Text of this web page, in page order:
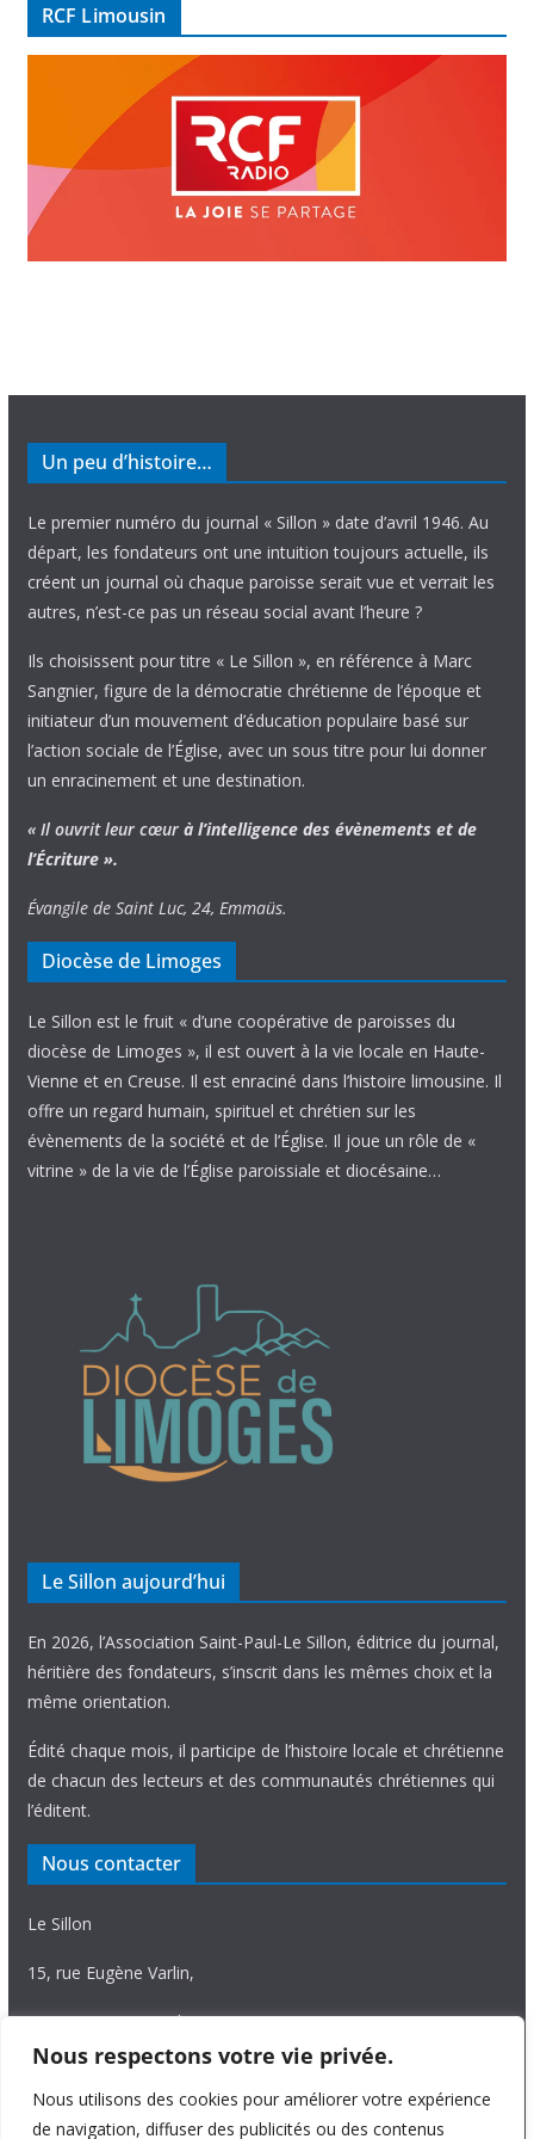
Nous respectons votre vie privée.
Nous utilisons des cookies pour améliorer votre expérience
de navigation, diffuser des publicités ou des contenus
RCF Limousin
Un peu d’histoire…
Le premier numéro du journal « Sillon » date d’avril 1946. Au
départ, les fondateurs ont une intuition toujours actuelle, ils
créent un journal où chaque paroisse serait vue et verrait les
autres, n’est-ce pas un réseau social avant l’heure ?
Ils choisissent pour titre « Le Sillon », en référence à Marc
Sangnier, figure de la démocratie chrétienne de l’époque et
initiateur d’un mouvement d’éducation populaire basé sur
l’action sociale de l’Église, avec un sous titre pour lui donner
un enracinement et une destination.
« Il ouvrit leur cœur à l’intelligence des évènements et de
l’Écriture ».
Évangile de Saint Luc, 24, Emmaüs.
Diocèse de Limoges
Le Sillon est le fruit « d’une coopérative de paroisses du
diocèse de Limoges », il est ouvert à la vie locale en Haute-
Vienne et en Creuse. Il est enraciné dans l’histoire limousine. Il
offre un regard humain, spirituel et chrétien sur les
évènements de la société et de l’Église. Il joue un rôle de «
vitrine » de la vie de l’Église paroissiale et diocésaine…
Le Sillon aujourd’hui
En 2026, l’Association Saint-Paul-Le Sillon, éditrice du journal,
héritière des fondateurs, s’inscrit dans les mêmes choix et la
même orientation.
Édité chaque mois, il participe de l’histoire locale et chrétienne
de chacun des lecteurs et des communautés chrétiennes qui
l’éditent.
Nous contacter
Le Sillon
15, rue Eugène Varlin,
87036 Limoges Cedex.
Tél. 05 55 06 14 15
Nous écrire